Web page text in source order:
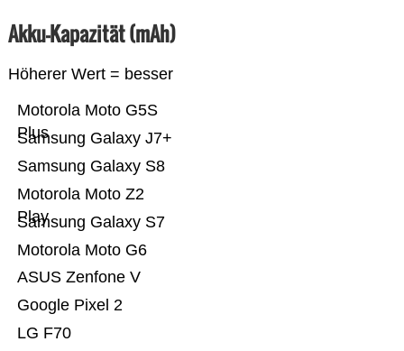
Akku-Kapazität (mAh)
Höherer Wert = besser
LG F70
Google Pixel 2
ASUS Zenfone V
Motorola Moto G6
Samsung Galaxy S7
Motorola Moto Z2
Play
Samsung Galaxy S8
Samsung Galaxy J7+
Motorola Moto G5S
Plus